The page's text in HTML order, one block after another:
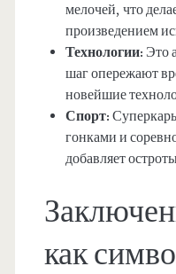
мелочей, что
произведением
Технологии: Это
шаг опережают
новейшие
Спорт:
гонками и
добавляет
как